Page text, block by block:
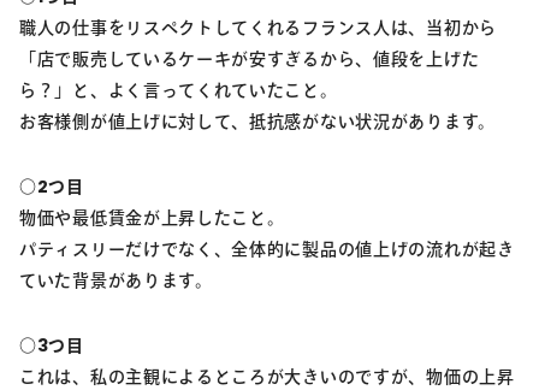
職人の仕事をリスペクトしてくれるフランス人は、当初から
「店で販売しているケーキが安すぎるから、値段を上げた
ら？」と、よく言ってくれていたこと。
お客様側が値上げに対して、抵抗感がない状況があります。
○2つ目
物価や最低賃金が上昇したこと。
パティスリーだけでなく、全体的に製品の値上げの流れが起き
ていた背景があります。
○3つ目
これは、私の主観によるところが大きいのですが、物価の上昇